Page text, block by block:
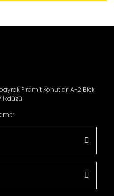
Piramit Konutları A-2 Blok